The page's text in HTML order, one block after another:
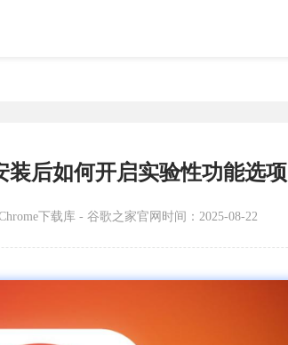
装后如何开启实验性功能选项
下载库 - 谷歌之家官网 时间：2025-08-22